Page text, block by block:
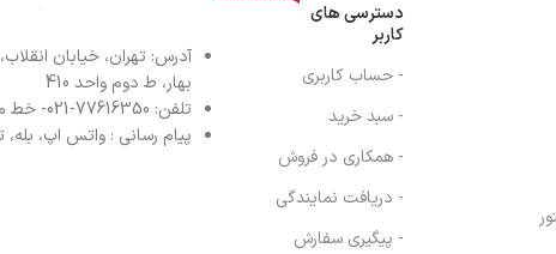
دسترسی های
کاربر
- حساب کاربری
- سبد خرید
- همکاری در فروش
- دریافت نمایندگی
- پیگیری سفارش
آدرس: تهران، خیابان
بهار، ط دوم واحد 410
تلفن: 77616350-021- خط مستقیم: 91303098-021
پیام رسانی : واتس اپ، بله، تلگرام: